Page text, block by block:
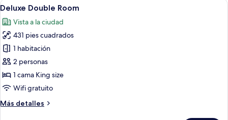
habitaciones
todas
las
fotos
de
Deluxe
Double
Room
9
Deluxe Double Room
Vista a la ciudad
431 pies cuadrados
1 habitación
2 personas
1 cama King size
Wifi gratuito
Más detalles
Más